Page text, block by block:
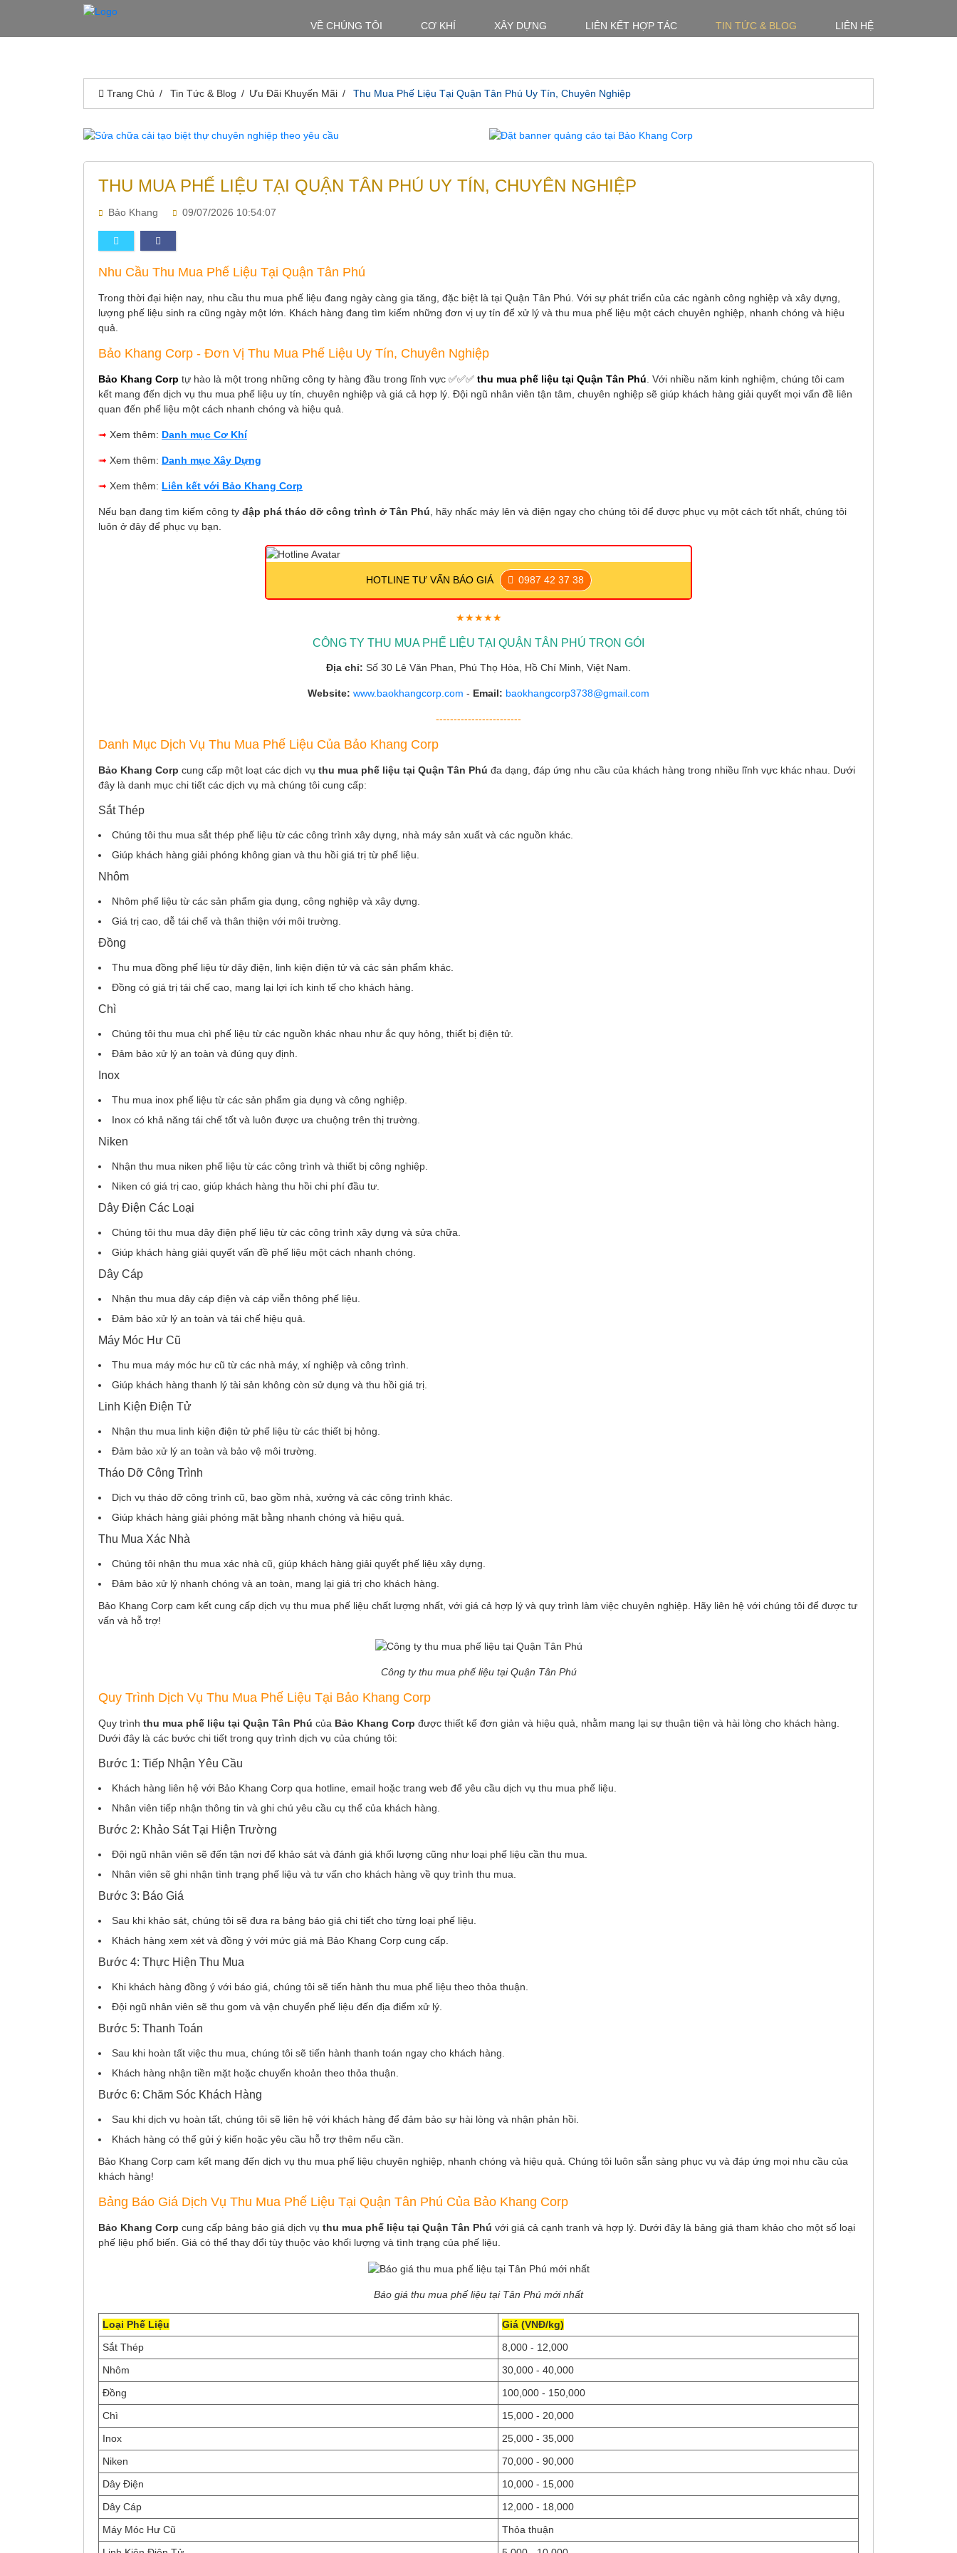
VỀ CHÚNG TÔI CƠ KHÍ XÂY DỰNG LIÊN KẾT HỢP TÁC TIN TỨC & BLOG LIÊN HỆ
Trang Chủ Tin Tức & Blog Ưu Đãi Khuyến Mãi Thu Mua Phế Liệu Tại Quận Tân Phú Uy Tín, Chuyên Nghiệp
THU MUA PHẾ LIỆU TẠI QUẬN TÂN PHÚ UY TÍN, CHUYÊN NGHIỆP
Bảo Khang 09/07/2026 10:54:07
Nhu Cầu Thu Mua Phế Liệu Tại Quận Tân Phú
Trong thời đại hiện nay, nhu cầu thu mua phế liệu đang ngày càng gia tăng, đặc biệt là tại Quận Tân Phú. Với sự phát triển của các ngành công nghiệp và xây dựng,
lượng phế liệu sinh ra cũng ngày một lớn. Khách hàng đang tìm kiếm những đơn vị uy tín để xử lý và thu mua phế liệu một cách chuyên nghiệp, nhanh chóng và hiệu
quả.
Bảo Khang Corp - Đơn Vị Thu Mua Phế Liệu Uy Tín, Chuyên Nghiệp
Bảo Khang Corp tự hào là một trong những công ty hàng đầu trong lĩnh vực ✅✅✅ thu mua phế liệu tại Quận Tân Phú . Với nhiều năm kinh nghiệm, chúng tôi cam
kết mang đến dịch vụ thu mua phế liệu uy tín, chuyên nghiệp và giá cả hợp lý. Đội ngũ nhân viên tận tâm, chuyên nghiệp sẽ giúp khách hàng giải quyết mọi vấn đề liên
quan đến phế liệu một cách nhanh chóng và hiệu quả.
➟ Xem thêm: Danh mục Cơ Khí
➟ Xem thêm: Danh mục Xây Dựng
➟ Xem thêm: Liên kết với Bảo Khang Corp
Nếu bạn đang tìm kiếm công ty đập phá tháo dỡ công trình ở Tân Phú , hãy nhấc máy lên và điện ngay cho chúng tôi để được phục vụ một cách tốt nhất, chúng tôi
luôn ở đây để phục vụ bạn.
HOTLINE TƯ VẤN BÁO GIÁ 0987 42 37 38
★★★★★
CÔNG TY THU MUA PHẾ LIỆU TẠI QUẬN TÂN PHÚ TRỌN GÓI
Địa chỉ: Số 30 Lê Văn Phan, Phú Thọ Hòa, Hồ Chí Minh, Việt Nam.
Website: www.baokhangcorp.com - Email: baokhangcorp3738@gmail.com
------------------------
Danh Mục Dịch Vụ Thu Mua Phế Liệu Của Bảo Khang Corp
Bảo Khang Corp cung cấp một loạt các dịch vụ thu mua phế liệu tại Quận Tân Phú đa dạng, đáp ứng nhu cầu của khách hàng trong nhiều lĩnh vực khác nhau. Dưới
đây là danh mục chi tiết các dịch vụ mà chúng tôi cung cấp:
Sắt Thép
Chúng tôi thu mua sắt thép phế liệu từ các công trình xây dựng, nhà máy sản xuất và các nguồn khác.
Giúp khách hàng giải phóng không gian và thu hồi giá trị từ phế liệu.
Nhôm
Nhôm phế liệu từ các sản phẩm gia dụng, công nghiệp và xây dựng.
Giá trị cao, dễ tái chế và thân thiện với môi trường.
Đồng
Thu mua đồng phế liệu từ dây điện, linh kiện điện tử và các sản phẩm khác.
Đồng có giá trị tái chế cao, mang lại lợi ích kinh tế cho khách hàng.
Chì
Chúng tôi thu mua chì phế liệu từ các nguồn khác nhau như ắc quy hỏng, thiết bị điện tử.
Đảm bảo xử lý an toàn và đúng quy định.
Inox
Thu mua inox phế liệu từ các sản phẩm gia dụng và công nghiệp.
Inox có khả năng tái chế tốt và luôn được ưa chuộng trên thị trường.
Niken
Nhận thu mua niken phế liệu từ các công trình và thiết bị công nghiệp.
Niken có giá trị cao, giúp khách hàng thu hồi chi phí đầu tư.
Dây Điện Các Loại
Chúng tôi thu mua dây điện phế liệu từ các công trình xây dựng và sửa chữa.
Giúp khách hàng giải quyết vấn đề phế liệu một cách nhanh chóng.
Dây Cáp
Nhận thu mua dây cáp điện và cáp viễn thông phế liệu.
Đảm bảo xử lý an toàn và tái chế hiệu quả.
Máy Móc Hư Cũ
Thu mua máy móc hư cũ từ các nhà máy, xí nghiệp và công trình.
Giúp khách hàng thanh lý tài sản không còn sử dụng và thu hồi giá trị.
Linh Kiện Điện Tử
Nhận thu mua linh kiện điện tử phế liệu từ các thiết bị hỏng.
Đảm bảo xử lý an toàn và bảo vệ môi trường.
Tháo Dỡ Công Trình
Dịch vụ tháo dỡ công trình cũ, bao gồm nhà, xưởng và các công trình khác.
Giúp khách hàng giải phóng mặt bằng nhanh chóng và hiệu quả.
Thu Mua Xác Nhà
Chúng tôi nhận thu mua xác nhà cũ, giúp khách hàng giải quyết phế liệu xây dựng.
Đảm bảo xử lý nhanh chóng và an toàn, mang lại giá trị cho khách hàng.
Bảo Khang Corp cam kết cung cấp dịch vụ thu mua phế liệu chất lượng nhất, với giá cả hợp lý và quy trình làm việc chuyên nghiệp. Hãy liên hệ với chúng tôi để được tư
vấn và hỗ trợ!
Công ty thu mua phế liệu tại Quận Tân Phú
Quy Trình Dịch Vụ Thu Mua Phế Liệu Tại Bảo Khang Corp
Quy trình thu mua phế liệu tại Quận Tân Phú của Bảo Khang Corp được thiết kế đơn giản và hiệu quả, nhằm mang lại sự thuận tiện và hài lòng cho khách hàng.
Dưới đây là các bước chi tiết trong quy trình dịch vụ của chúng tôi:
Bước 1: Tiếp Nhận Yêu Cầu
Khách hàng liên hệ với Bảo Khang Corp qua hotline, email hoặc trang web để yêu cầu dịch vụ thu mua phế liệu.
Nhân viên tiếp nhận thông tin và ghi chú yêu cầu cụ thể của khách hàng.
Bước 2: Khảo Sát Tại Hiện Trường
Đội ngũ nhân viên sẽ đến tận nơi để khảo sát và đánh giá khối lượng cũng như loại phế liệu cần thu mua.
Nhân viên sẽ ghi nhận tình trạng phế liệu và tư vấn cho khách hàng về quy trình thu mua.
Bước 3: Báo Giá
Sau khi khảo sát, chúng tôi sẽ đưa ra bảng báo giá chi tiết cho từng loại phế liệu.
Khách hàng xem xét và đồng ý với mức giá mà Bảo Khang Corp cung cấp.
Bước 4: Thực Hiện Thu Mua
Khi khách hàng đồng ý với báo giá, chúng tôi sẽ tiến hành thu mua phế liệu theo thỏa thuận.
Đội ngũ nhân viên sẽ thu gom và vận chuyển phế liệu đến địa điểm xử lý.
Bước 5: Thanh Toán
Sau khi hoàn tất việc thu mua, chúng tôi sẽ tiến hành thanh toán ngay cho khách hàng.
Khách hàng nhận tiền mặt hoặc chuyển khoản theo thỏa thuận.
Bước 6: Chăm Sóc Khách Hàng
Sau khi dịch vụ hoàn tất, chúng tôi sẽ liên hệ với khách hàng để đảm bảo sự hài lòng và nhận phản hồi.
Khách hàng có thể gửi ý kiến hoặc yêu cầu hỗ trợ thêm nếu cần.
Bảo Khang Corp cam kết mang đến dịch vụ thu mua phế liệu chuyên nghiệp, nhanh chóng và hiệu quả. Chúng tôi luôn sẵn sàng phục vụ và đáp ứng mọi nhu cầu của
khách hàng!
Bảng Báo Giá Dịch Vụ Thu Mua Phế Liệu Tại Quận Tân Phú Của Bảo Khang Corp
Bảo Khang Corp cung cấp bảng báo giá dịch vụ thu mua phế liệu tại Quận Tân Phú với giá cả cạnh tranh và hợp lý. Dưới đây là bảng giá tham khảo cho một số loại
phế liệu phổ biến. Giá có thể thay đổi tùy thuộc vào khối lượng và tình trạng của phế liệu.
Báo giá thu mua phế liệu tại Tân Phú mới nhất
Loại Phế Liệu
Giá (VNĐ/kg)
Sắt Thép
8,000 - 12,000
Nhôm
30,000 - 40,000
Đồng
100,000 - 150,000
Chì
15,000 - 20,000
Inox
25,000 - 35,000
Niken
70,000 - 90,000
Dây Điện
10,000 - 15,000
Dây Cáp
12,000 - 18,000
Máy Móc Hư Cũ
Thỏa thuận